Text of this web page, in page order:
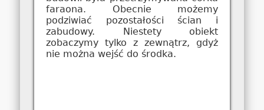
faraona. Obecnie możemy
podziwiać pozostałości ścian i
zabudowy. Niestety obiekt
zobaczymy tylko z zewnątrz, gdyż
nie można wejść do środka.